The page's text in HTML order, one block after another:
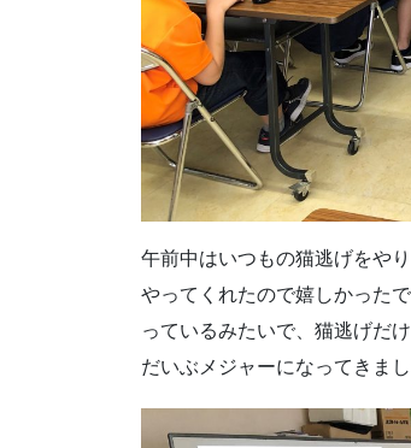
午前中はいつもの猫逃げをや
やってくれたので嬉しかった
っているみたいで、猫逃げだ
だいぶメジャーになってきまし